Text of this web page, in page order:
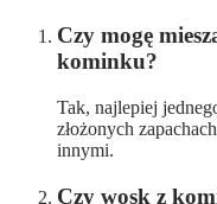
Czy mogę
kominku?
Tak, najlepiej
złożonych
innymi.
Czy wosk z